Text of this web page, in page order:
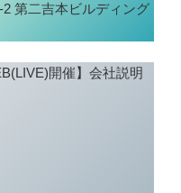
第二吉本ビルディング
開催】会社説明